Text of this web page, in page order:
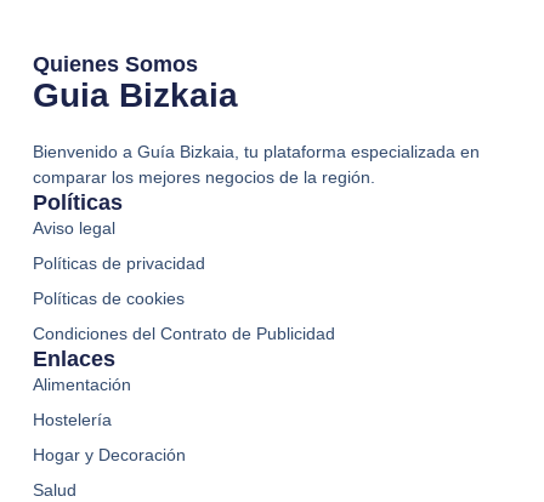
Quienes Somos
Guia Bizkaia
Bienvenido a Guía Bizkaia, tu plataforma especializada en
comparar los mejores negocios de la región.
Enlaces
Alimentación
Hostelería
Hogar y Decoración
Salud
Políticas
Aviso legal
Políticas de privacidad
Políticas de cookies
Condiciones del Contrato de Publicidad